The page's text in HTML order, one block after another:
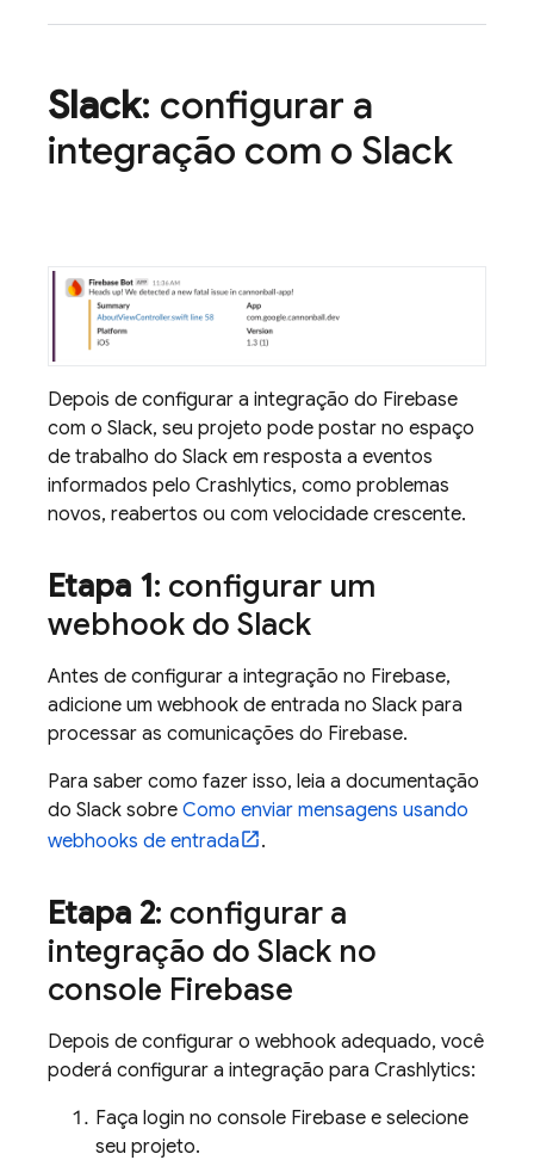
Slack: configurar a
integração com o Slack
Depois de configurar a integração do Firebase
com o Slack, seu projeto pode postar no espaço
de trabalho do Slack em resposta a eventos
informados pelo Crashlytics, como problemas
novos, reabertos ou com velocidade crescente.
Etapa 1: configurar um
webhook do Slack
Antes de configurar a integração no Firebase,
adicione um webhook de entrada no Slack para
processar as comunicações do Firebase.
Para saber como fazer isso, leia a documentação
do Slack sobre Como enviar mensagens usando
webhooks de entrada
.
Etapa 2: configurar a
integração do Slack no
console Firebase
Depois de configurar o webhook adequado, você
poderá configurar a integração para Crashlytics:
Faça login no console Firebase e selecione
seu projeto.